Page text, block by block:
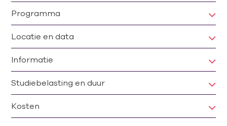
Programma
Locatie en data
Informatie
Studiebelasting en duur
Kosten